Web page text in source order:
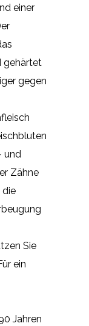
einer
gehärtet
gegen
und
Zähne
die
Sie
ein
Jahren